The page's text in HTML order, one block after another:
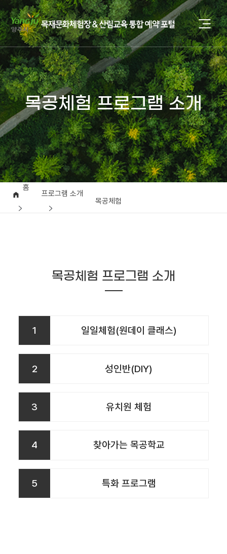
목공체험 프로그램 소개
홈
프로그램 소개
목공체험
목공체험 프로그램 소개
1 일일체험(원데이 클래스)
2 성인반(DIY)
3 유치원 체험
4 찾아가는 목공학교
5 특화 프로그램